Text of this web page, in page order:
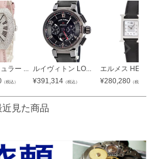
ラー ...
（税込）
ルイヴィトン LO...
¥391,314 （税込）
エルメス
¥280,280 （税込）
近見た商品